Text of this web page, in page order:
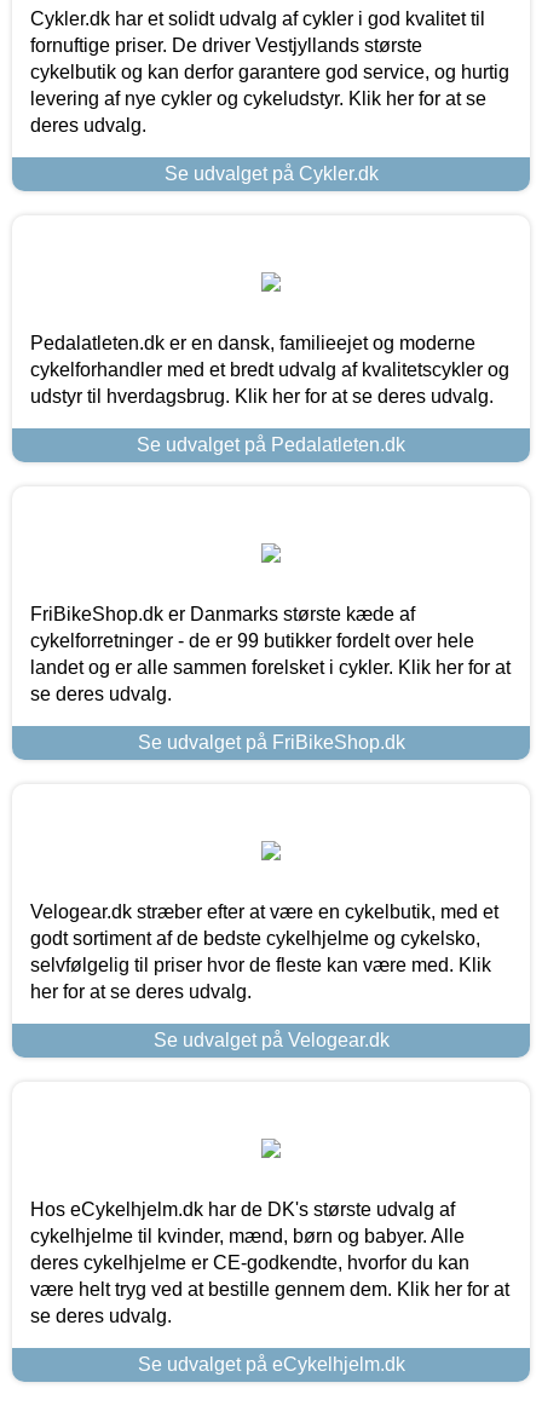
Cykler.dk har et solidt udvalg af cykler i god kvalitet til
fornuftige priser. De driver Vestjyllands største
cykelbutik og kan derfor garantere god service, og hurtig
levering af nye cykler og cykeludstyr. Klik her for at se
deres udvalg.
Se udvalget på Cykler.dk
Pedalatleten.dk er en dansk, familieejet og moderne
cykelforhandler med et bredt udvalg af kvalitetscykler og
udstyr til hverdagsbrug. Klik her for at se deres udvalg.
Se udvalget på Pedalatleten.dk
FriBikeShop.dk er Danmarks største kæde af
cykelforretninger - de er 99 butikker fordelt over hele
landet og er alle sammen forelsket i cykler. Klik her for at
se deres udvalg.
Se udvalget på FriBikeShop.dk
Velogear.dk stræber efter at være en cykelbutik, med et
godt sortiment af de bedste cykelhjelme og cykelsko,
selvfølgelig til priser hvor de fleste kan være med. Klik
her for at se deres udvalg.
Se udvalget på Velogear.dk
Hos eCykelhjelm.dk har de DK's største udvalg af
cykelhjelme til kvinder, mænd, børn og babyer. Alle
deres cykelhjelme er CE-godkendte, hvorfor du kan
være helt tryg ved at bestille gennem dem. Klik her for at
se deres udvalg.
Se udvalget på eCykelhjelm.dk